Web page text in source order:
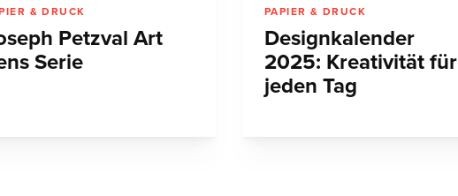
& DRUCK
Petzval Art
Serie
PAPIER & DRUCK
Designkalender
2025: Kreativität für
jeden Tag